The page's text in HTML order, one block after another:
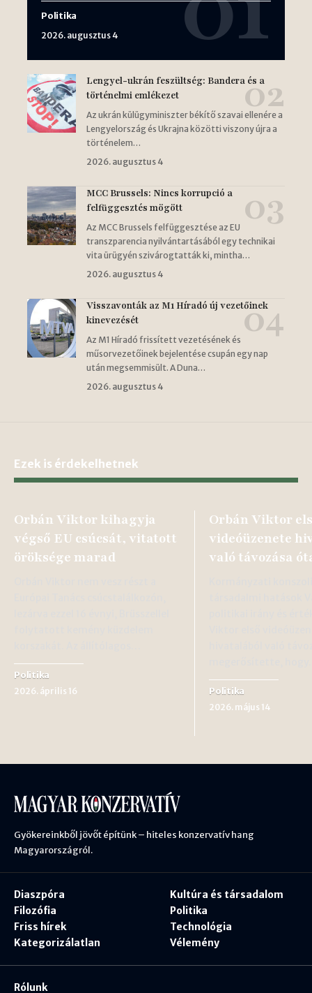
Politika
2026. augusztus 4
Lengyel-ukrán feszültség: Bandera és a
történelmi emlékezet
Az ukrán külügyminiszter békítő szavai ellenére a
Lengyelország és Ukrajna közötti viszony újra a
történelem…
2026. augusztus 4
MCC Brussels: Nincs korrupció a
felfüggesztés mögött
Az MCC Brussels felfüggesztése az EU
transzparencia nyilvántartásából egy technikai
vita ürügyén szivárogtatták ki, mintha…
2026. augusztus 4
Visszavonták az M1 Híradó új vezetőinek
kinevezését
Az M1 Híradó frissített vezetésének és
műsorvezetőinek bejelentése csupán egy nap
után megsemmisült. A Duna…
2026. augusztus 4
Ezek is érdekelhetnek
Orbán Viktor kihagyja
végső EU csúcsát, vitatott
öröksége marad
Politika
2026. április 16
Orbán Viktor
videóüzenete
való távozása
Politika
2026. május 14
Gyökereinkből jövőt építünk – hiteles konzervatív hang
Magyarországról.
Diaszpóra
Filozófia
Friss hírek
Kategorizálatlan
Kultúra és társadalom
Politika
Technológia
Vélemény
Rólunk